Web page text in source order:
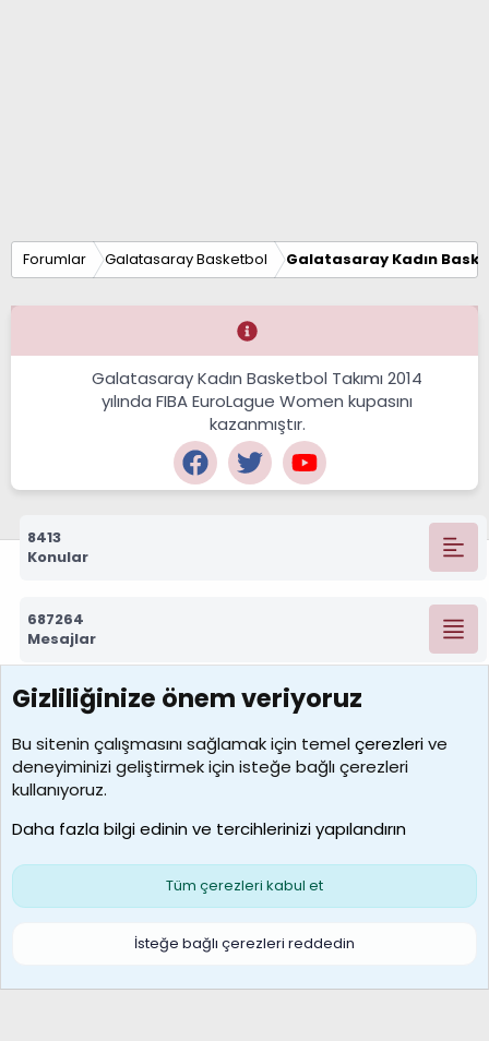
Forumlar Galatasaray Basketbol Galatasaray Kadın
Galatasaray Kadın Basketbol Takımı 2014
yılında FIBA EuroLague Women kupasını
kazanmıştır.
8413
Konular
687264
Mesajlar
7388
Kullanıcılar
borabekirogluu
Son üye
Çerezler
S
Gizliliğinize önem veriyoruz
Bu sitenin çalışmasını sağlamak için temelçerezlerive
deneyiminizi geliştirmek için isteğe bağlı çerezleri
kullanıyoruz.
Daha fazla bilgi edinin ve tercihlerinizi yapılandırın
Tüm çerezleri kabul et
İsteğe bağlı çerezleri reddedin